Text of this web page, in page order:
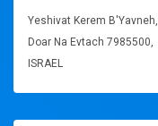
Yeshivat Kerem B'Yavneh,
Doar Na Evtach 7985500,
ISRAEL